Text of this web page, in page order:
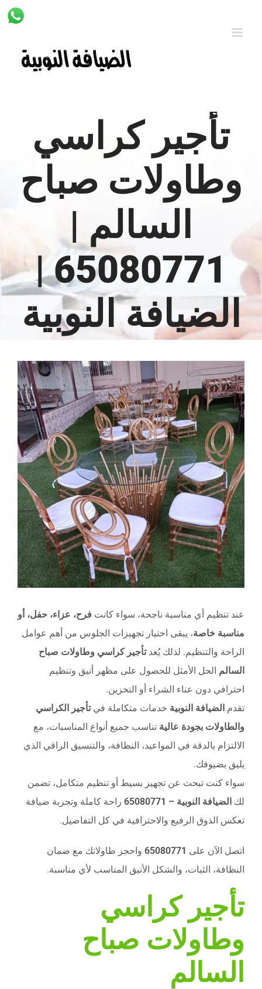
تأجير كراسي
وطاولات صباح
السالم |
65080771 |
الضيافة النوبية
مشاهدة
صورة
أكبر
عند تنظيم أي مناسبة ناجحة، سواء كانت فرح، عزاء، حفل، أو
مناسبة خاصة، يبقى اختيار تجهيزات الجلوس من أهم عوامل
الراحة والتنظيم. لذلك يُعدتأجير كراسي وطاولات صباح
السالم الحل الأمثل للحصول على مظهر أنيق وتنظيم
احترافي دون عناء الشراء أو التخزين.
تقدم الضيافة النوبية خدمات متكاملة فيتأجير الكراسي
والطاولات بجودة عالية تناسب جميع أنواع المناسبات، مع
الالتزام بالدقة في المواعيد، النظافة، والتنسيق الراقي الذي
يليق بضيوفك.
سواء كنت تبحث عن تجهيز بسيط أو تنظيم متكامل، تضمن
لك الضيافة النوبية – 65080771
راحة كاملة وتجربة ضيافة
تعكس الذوق الرفيع والاحترافية في كل التفاصيل.
اتصل الآن على 65080771 واحجز طاولاتك مع ضمان
النظافة، الثبات، والشكل الأنيق المناسب لأي مناسبة.
تأجير كراسي
وطاولات صباح
السالم